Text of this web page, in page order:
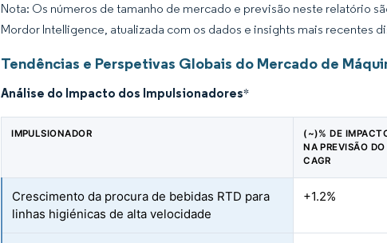
Nota: Os números de tamanho de mercado e previsão neste relatório
Mordor Intelligence, atualizada com os dados e insights mais recentes
Tendências e Perspetivas Globais do Mercado de
Análise do Impacto dos Impulsionadores*
IMPULSIONADOR
(~)% DE
NA PREVISÃO DO
CAGR
Crescimento da procura de bebidas RTD para
linhas higiénicas de alta velocidade
+1.2%